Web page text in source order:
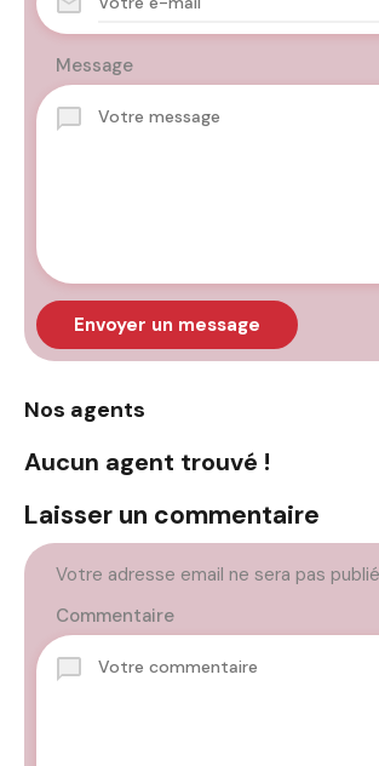
Message
Envoyer un message
Nos agents
Aucun agent trouvé !
Laisser un commentaire
Votre adresse email ne sera pas
Commentaire